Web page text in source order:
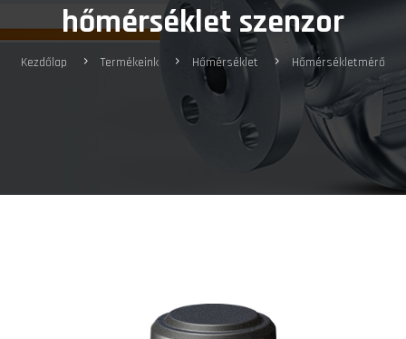
hőmérséklet szenzor
Kezdőlap Termékeink Hőmérséklet Hőmérsékletmérő